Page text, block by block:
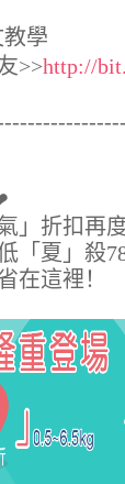
教學
>>http://
」折扣再度
「夏」殺
在這裡！